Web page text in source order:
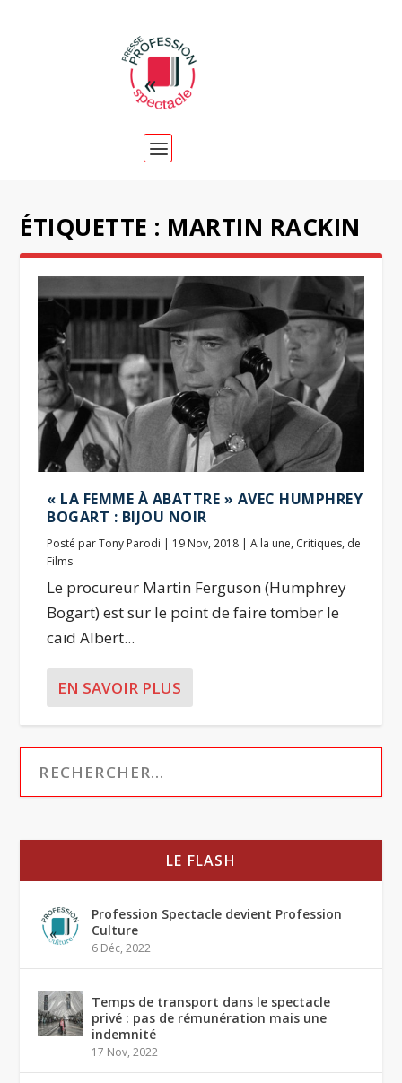
ÉTIQUETTE : MARTIN RACKIN
« LA FEMME À ABATTRE » AVEC HUMPHREY
BOGART : BIJOU NOIR
Posté parTony Parodi | 19 Nov, 2018 |A la une, Critiques, de
Films
Le procureur Martin Ferguson (Humphrey
Bogart) est sur le point de faire tomber le
caïd Albert...
EN SAVOIR PLUS
LE FLASH
Profession Spectacle devient Profession
Culture
6 Déc, 2022
Temps de transport dans le spectacle
privé : pas de rémunération mais une
indemnité
17 Nov, 2022